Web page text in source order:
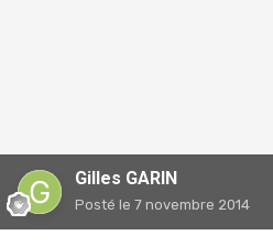
Gilles GARIN
Posté le 7 novembre 2014